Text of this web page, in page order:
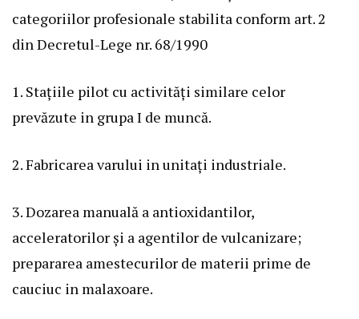
categoriilor profesionale stabilita conform art. 2
din Decretul-Lege nr. 68/1990
1. Stațiile pilot cu activități similare celor
prevăzute in grupa I de muncă.
2. Fabricarea varului in unitați industriale.
3. Dozarea manuală a antioxidantilor,
acceleratorilor și a agentilor de vulcanizare;
prepararea amestecurilor de materii prime de
cauciuc in malaxoare.